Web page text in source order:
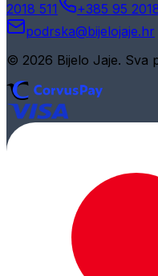
2018 511
+385 95
podrska@bijelojaje.hr
© 2026 Bijelo Jaje. Sva